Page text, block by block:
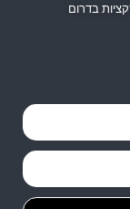
בדרום